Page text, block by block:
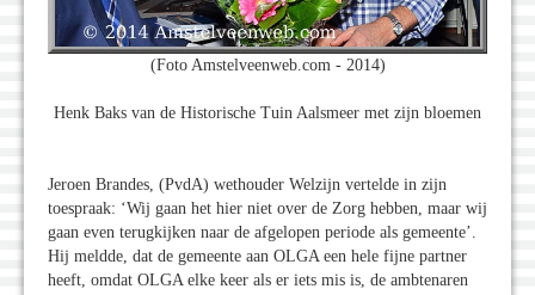
(Foto Amstelveenweb.com - 2014)
Henk Baks van de Historische Tuin Aalsmeer met zijn bloemen
Jeroen Brandes, (PvdA) wethouder Welzijn vertelde in zijn
toespraak: ‘Wij gaan het hier niet over de Zorg hebben, maar wij
gaan even terugkijken naar de afgelopen periode als gemeente’.
Hij meldde, dat de gemeente aan OLGA een hele fijne partner
heeft, omdat OLGA elke keer als er iets mis is, de ambtenaren